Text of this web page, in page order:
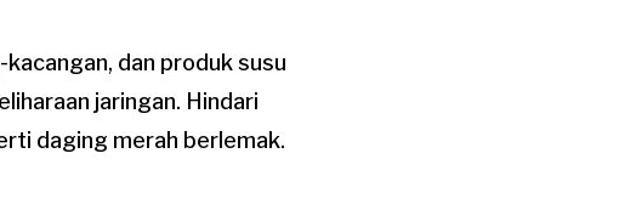
dan produk susu
jaringan. Hindari
daging merah berlemak.